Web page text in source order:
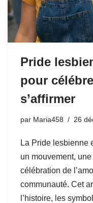
Pride
pour
s’affirmer
par Maria458 26
La Pride lesbienne
un mouvement,
célébration de
communauté. Cet
l’histoire, les